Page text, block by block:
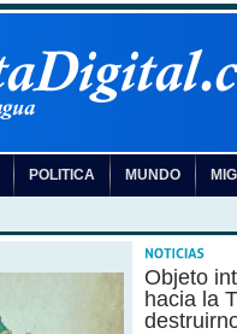
POLITICA MUNDO
Objeto
hacia la